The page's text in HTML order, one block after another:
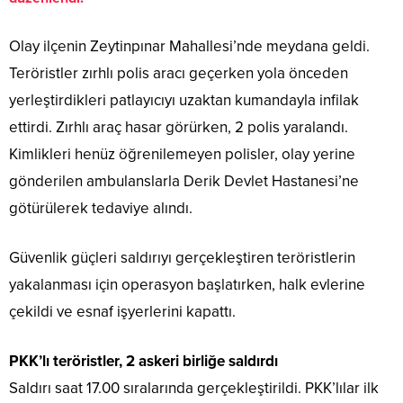
Olay ilçenin Zeytinpınar Mahallesi’nde meydana geldi.
Teröristler zırhlı polis aracı geçerken yola önceden
yerleştirdikleri patlayıcıyı uzaktan kumandayla infilak
ettirdi. Zırhlı araç hasar görürken, 2 polis yaralandı.
Kimlikleri henüz öğrenilemeyen polisler, olay yerine
gönderilen ambulanslarla Derik Devlet Hastanesi’ne
götürülerek tedaviye alındı.
Güvenlik güçleri saldırıyı gerçekleştiren teröristlerin
yakalanması için operasyon başlatırken, halk evlerine
çekildi ve esnaf işyerlerini kapattı.
PKK’lı teröristler, 2 askeri birliğe saldırdı
Saldırı saat 17.00 sıralarında gerçekleştirildi. PKK’lılar ilk